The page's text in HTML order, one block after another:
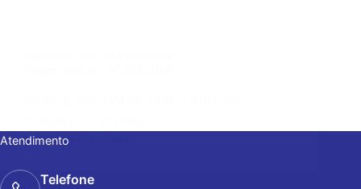
26 DE JUNHO DE 2018
Atendimento
Telefone